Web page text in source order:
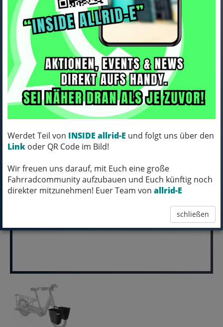
Werdet Teil von INSIDE allrid-E und folgt uns über den
Link oder QR Code im Bild!
Wir freuen uns darauf, mit Euch eine große
Fahrradcommunity aufzubauen und Euch künftig noch
direkter mitzunehmen! Euer Team von allrid-E
schließen
Trek Korb Trek Fetch+ 2
Frontpacktaschen-/Gepäckträg
er-
Art.Nr. 5269851
Farbe: BLACK
MICH KANNST DU BESTELLEN - MIT
pro Stück (inkl. MwSt.)